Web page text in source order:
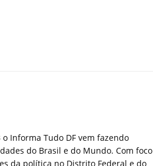
Informa Tudo DF vem fazendo
do Brasil e do Mundo. Com foco
da política no Distrito Federal e do